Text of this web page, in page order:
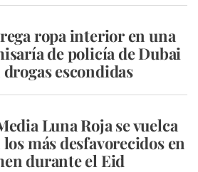
ropa interior en una
de policía de Dubai
escondidas
Luna Roja se vuelca
más desfavorecidos en
durante el Eid